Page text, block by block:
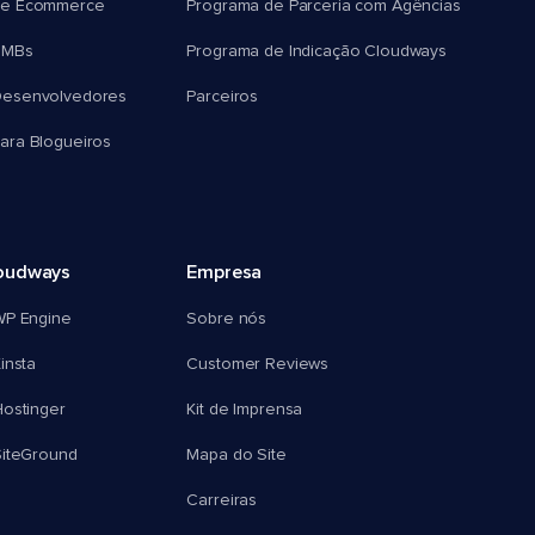
Ecommerce
Blogueiros
Programa de Parceria com Agências
Programa de Indicação Cloudways
Parceiros
Engine
Empresa
Sobre nós
Customer Reviews
Kit de Imprensa
Mapa do Site
Carreiras